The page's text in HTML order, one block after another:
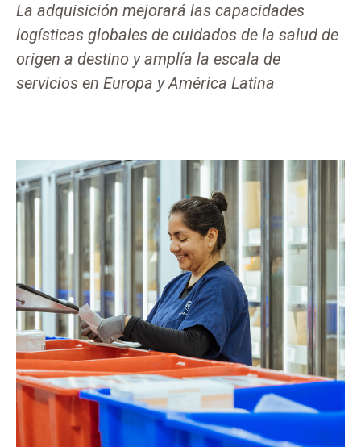
La adquisición mejorará las capacidades
logísticas globales de cuidados de la salud de
origen a destino y amplía la escala de
servicios en Europa y América Latina